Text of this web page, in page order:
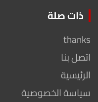
ذات صلة
thanks
اتصل بنا
الرئيسية
سياسة الخصوصية